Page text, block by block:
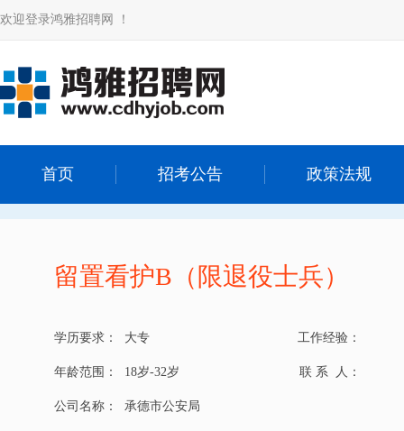
欢迎登录鸿雅招聘网 ！
首页 招考公告 政策法规
留置看护B（限退役士兵）
学历要求： 大专 工作经验：
年龄范围： 18岁-32岁 联 系 人：
公司名称： 承德市公安局